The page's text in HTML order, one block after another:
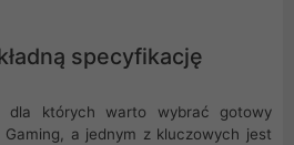
specyfikację
dla których warto wybrać gotowy
Gaming, a jednym z kluczowych jest